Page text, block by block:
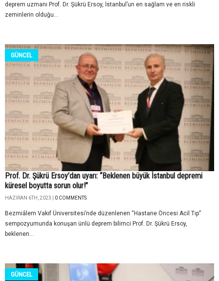
deprem uzmanı Prof. Dr. Şükrü Ersoy, İstanbul’un en sağlam ve en riskli
zeminlerin olduğu...
GÜNCEL
Prof. Dr. Şükrü Ersoy’dan uyarı: “Beklenen büyük İstanbul depremi
küresel boyutta sorun olur!”
HAZIRAN 6TH, 2023 | 0 COMMENTS
Bezmiâlem Vakıf Üniversitesi’nde düzenlenen “Hastane Öncesi Acil Tıp”
sempozyumunda konuşan ünlü deprem bilimci Prof. Dr. Şükrü Ersoy,
beklenen...
GÜNCEL